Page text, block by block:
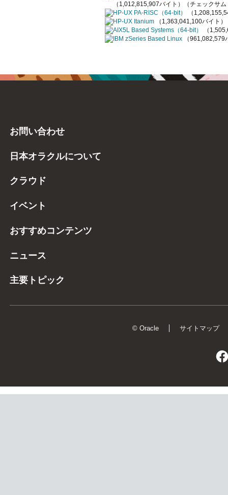
（1,012,815,907バイト）（チェックサ
HP-UX PA-RISC（64-bit）
（
HP-UX Itanium
（1,363,041,100バイト
AIX5L Based Systems（64-bit）
（
IBM zSeries Based Linux
（
お問い合わせ
日本オラクルについて
クラウド
イベント
おすすめコンテンツ
ニュース
主要トピック
© Oracle サイトマップ